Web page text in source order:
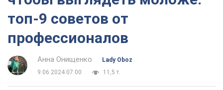
топ-9 советов от
профессионалов
Анна Онищенко
Lady Oboz
9.06.2024 07:00
11,5 т.